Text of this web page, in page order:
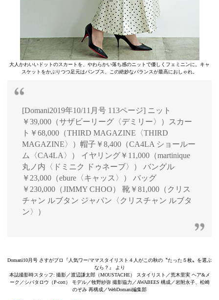
大人かわいいドットのスカートを、やわらかい落ち感のニットで優しくフェミニンに。キャ
スケットをかぶりつつ足元はパンプス、この絶妙なバランスが最高におしゃれ。
[Domani2019年10/11月号 113ページ] ニット
￥39,000（サザビーリーグ〈デミリー〉）スカー
ト￥68,000（THIRD MAGAZINE〈THIRD
MAGAZINE〉）帽子￥8,400（CA4LA ショールー
ム〈CA4LA〉） イヤリング￥11,000（martinique
丸ノ内〈ドミニク ドゥネーブ〉） バングル
￥23,000（ebure〈キャッス〉） バッグ
￥230,000（JIMMY CHOO） 靴￥81,000（クリス
チャン ルブタン ジャパン〈クリスチャン ルブタ
ン〉）
Domani10月号 さすがプロ『人気ワー/ママスタイリスト４人がこの秋の〝たった５枚〟を選ぶ
なら？』 より
本誌撮影時スタッフ: 撮影／渡辺謙太郎（MOUSTACHE） スタイリスト／荒木里実 ヘア&メ
ーク／シバタロウ（P-cott） モデル／牧野紗弥 撮影協力／AWABEES 構成／岩附永子、松崎
のぞみ 再構成／WebDomani編集部